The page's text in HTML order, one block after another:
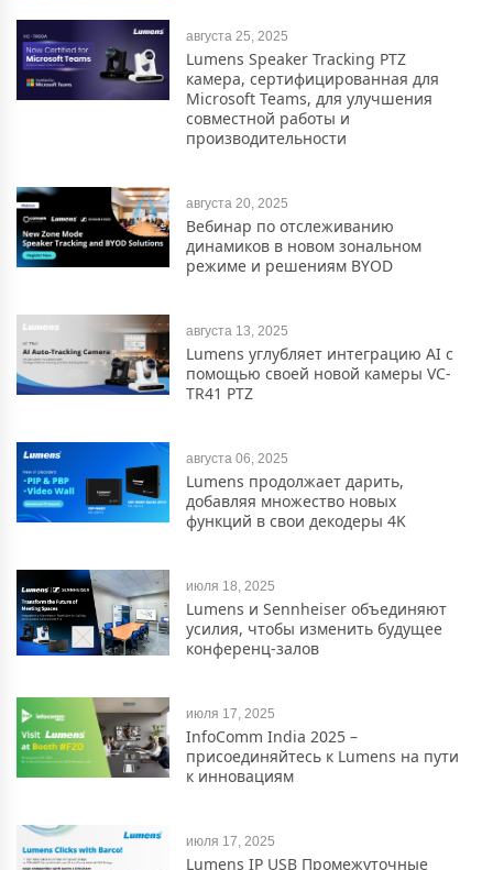
августа 25, 2025
Lumens Speaker Tracking PTZ
камера, сертифицированная для
Microsoft Teams, для улучшения
совместной работы и
производительности
августа 20, 2025
Вебинар по отслеживанию
динамиков в новом зональном
режиме и решениям BYOD
августа 13, 2025
Lumens углубляет интеграцию AI с
помощью своей новой камеры VC-
TR41 PTZ
августа 06, 2025
Lumens продолжает дарить,
добавляя множество новых
функций в свои декодеры 4K
июля 18, 2025
Lumens и Sennheiser объединяют
усилия, чтобы изменить будущее
конференц-залов
июля 17, 2025
InfoComm India 2025 –
присоединяйтесь к Lumens на пути
к инновациям
июля 17, 2025
Lumens IP USB Промежуточные